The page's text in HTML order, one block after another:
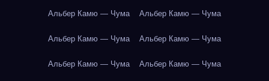
Альбер Камю — Чума Альбер Камю — Чума
Альбер Камю — Чума Альбер Камю — Чума
Альбер Камю — Чума Альбер Камю — Чума